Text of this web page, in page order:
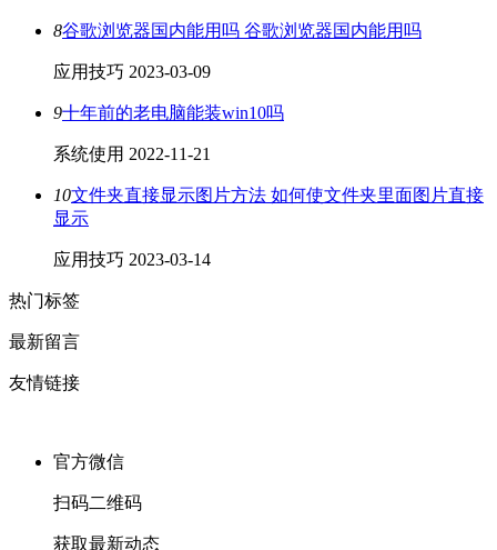
8谷歌浏览器国内能用吗 谷歌浏览器国内能用吗
应用技巧 2023-03-09
9十年前的老电脑能装win10吗
系统使用 2022-11-21
10文件夹直接显示图片方法 如何使文件夹里面图片直接
显示
应用技巧 2023-03-14
热门标签
最新留言
友情链接
官方微信
扫码二维码
获取最新动态